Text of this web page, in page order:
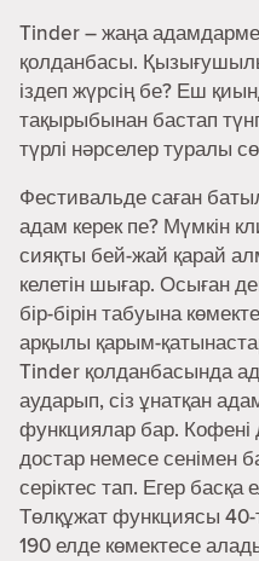
Tinder – жаңа
қолданбасы.
іздеп жүрсің бе? Еш
тақырыбынан бастап
түрлі нәрселер туралы
Фестивальде саған
адам керек пе? Мүмкін
сияқты бей-жай қарай
келетін шығар. Осыған
бір-бірін табуына
арқылы қарым-
Tinder қолданбасында
аударып, сіз ұнатқан
функциялар бар. Кофені
достар немесе сенімен
серіктес тап. Егер басқа
Төлқұжат функциясы 40-
190 елде көмектесе